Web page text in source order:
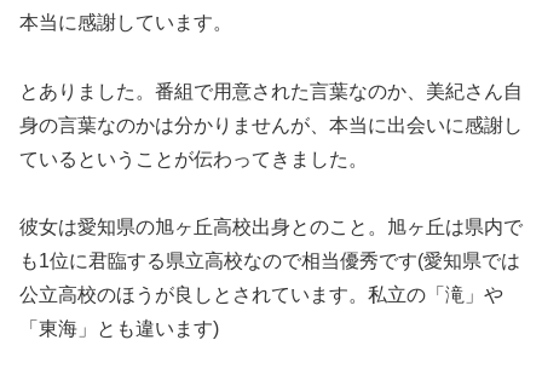
本当に感謝しています。
とありました。番組で用意された言葉なのか、美紀さん自
身の言葉なのかは分かりませんが、本当に出会いに感謝し
ているということが伝わってきました。
彼女は愛知県の旭ヶ丘高校出身とのこと。旭ヶ丘は県内で
も1位に君臨する県立高校なので相当優秀です(愛知県では
公立高校のほうが良しとされています。私立の「滝」や
「東海」とも違います)